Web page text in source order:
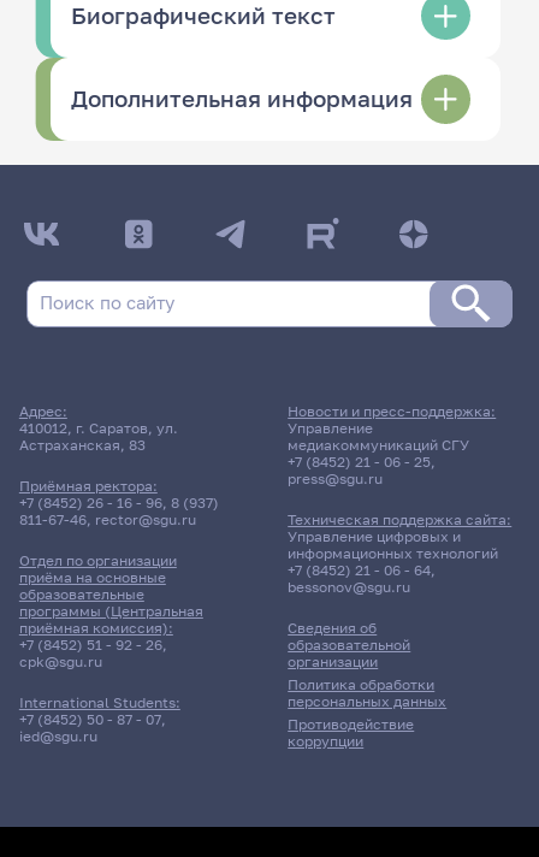
Биографический текст
Дополнительная информация
Адрес:
410012, г. Саратов, ул.
Астраханская, 83
Приёмная ректора:
+7 (8452) 26 - 16 - 96, 8 (937)
811-67-46, rector@sgu.ru
Отдел по организации
приёма на основные
образовательные
программы (Центральная
приёмная комиссия):
+7 (8452) 51 - 92 - 26,
cpk@sgu.ru
International Students:
+7 (8452) 50 - 87 - 07,
ied@sgu.ru
Сведения об
образовательной
организации
Политика обработки
персональных данных
Противодействие
коррупции
Новости и пресс-поддержка:
Управление
медиакоммуникаций СГУ
+7 (8452) 21 - 06 - 25,
press@sgu.ru
Техническая поддержка сайта:
Управление цифровых и
информационных технологий
+7 (8452) 21 - 06 - 64,
bessonov@sgu.ru